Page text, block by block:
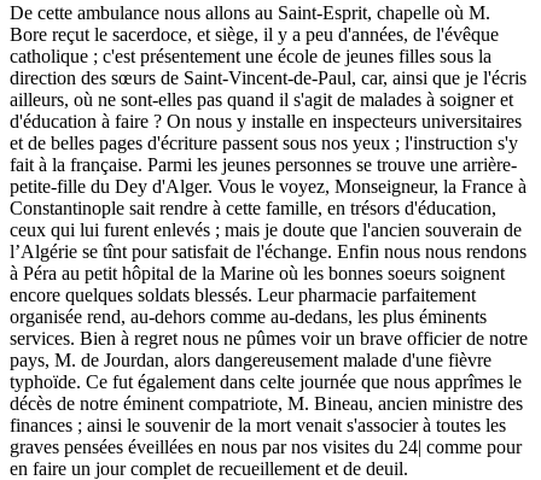
De cette ambulance nous allons au Saint-Esprit, chapelle où M.
Bore reçut le sacerdoce, et siège, il y a peu d'années, de l'évêque
catholique ; c'est présentement une école de jeunes filles sous la
direction des sœurs de Saint-Vincent-de-Paul, car, ainsi que je l'écris
ailleurs, où ne sont-elles pas quand il s'agit de malades à soigner et
d'éducation à faire ? On nous y installe en inspecteurs universitaires
et de belles pages d'écriture passent sous nos yeux ; l'instruction s'y
fait à la française. Parmi les jeunes personnes se trouve une arrière-
petite-fille du Dey d'Alger. Vous le voyez, Monseigneur, la France à
Constantinople sait rendre à cette famille, en trésors d'éducation,
ceux qui lui furent enlevés ; mais je doute que l'ancien souverain de
l’Algérie se tînt pour satisfait de l'échange. Enfin nous nous rendons
à Péra au petit hôpital de la Marine où les bonnes soeurs soignent
encore quelques soldats blessés. Leur pharmacie parfaitement
organisée rend, au-dehors comme au-dedans, les plus éminents
services. Bien à regret nous ne pûmes voir un brave officier de notre
pays, M. de Jourdan, alors dangereusement malade d'une fièvre
typhoïde. Ce fut également dans celte journée que nous apprîmes le
décès de notre éminent compatriote, M. Bineau, ancien ministre des
finances ; ainsi le souvenir de la mort venait s'associer à toutes les
graves pensées éveillées en nous par nos visites du 24| comme pour
en faire un jour complet de recueillement et de deuil.